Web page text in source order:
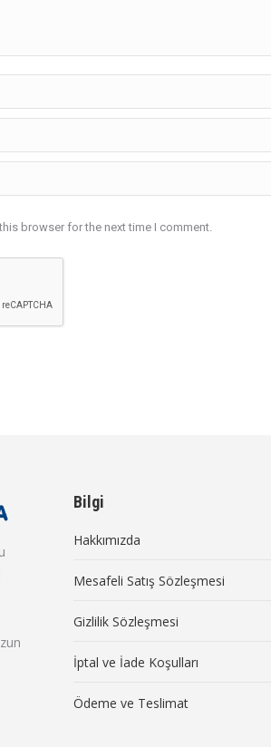
browser for the next time I comment.
Bilgi
Hakkımızda
Mesafeli Satış Sözleşmesi
Gizlilik Sözleşmesi
İptal ve İade Koşulları
Ödeme ve Teslimat